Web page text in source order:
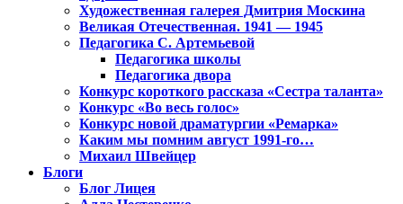
Художественная галерея Дмитрия Москина
Великая Отечественная. 1941 — 1945
Педагогика С. Артемьевой
Педагогика школы
Педагогика двора
Конкурс короткого рассказа «Сестра таланта»
Конкурс «Во весь голос»
Конкурс новой драматургии «Ремарка»
Каким мы помним август 1991-го…
Михаил Швейцер
Блоги
Блог Лицея